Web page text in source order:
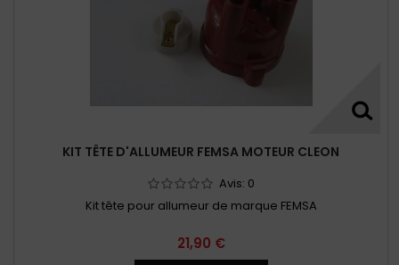
KIT TÊTE D'ALLUMEUR FEMSA MOTEUR CLEON
Avis: 0
Kit tête pour allumeur de marque FEMSA
21,90 €